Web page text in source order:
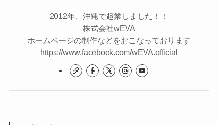
2012年、沖縄で起業しました！！
株式会社wEVA
ホームページの制作などをおこなっております
https://www.facebook.com/wEVA.official